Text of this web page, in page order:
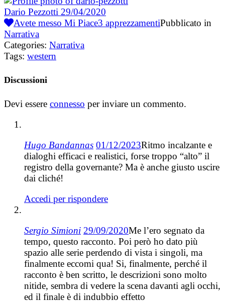
Dario Pezzotti 29/04/2020
Avete messo Mi Piace3 apprezzamentiPubblicato in
Narrativa
Categories: Narrativa
Tags: western
Discussioni
Devi essere connesso per inviare un commento.
Hugo Bandannas 01/12/2023Ritmo incalzante e
dialoghi efficaci e realistici, forse troppo “alto” il
registro della governante? Ma è anche giusto uscire
dai cliché!
Accedi per rispondere
Sergio Simioni 29/09/2020Me l’ero segnato da
tempo, questo racconto. Poi però ho dato più
spazio alle serie perdendo di vista i singoli, ma
finalmente eccomi qua! Si, finalmente, perché il
racconto è ben scritto, le descrizioni sono molto
nitide, sembra di vedere la scena davanti agli occhi,
ed il finale è di indubbio effetto